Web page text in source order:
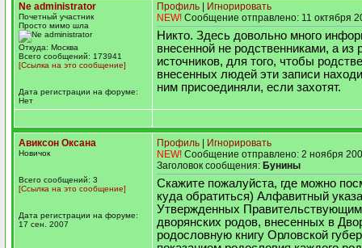
Ne administrator
Почетный участник
Просто мимо шла
Откуда: Москва
Всего сообщений: 173941
[Ссылка на это сообщение]
Дата регистрации на форуме:
Нет
Профиль
Игнорировать
NEW! Сообщение отправлено: 11 октября
Никто. Здесь довольно много
внесенной не родственниками, а из
источников, для того, чтобы
внесенных людей эти записи
ним присоединяли, если захотят.
Авиксон Оксана
Новичок
Всего сообщений: 3
[Ссылка на это сообщение]
Дата регистрации на форуме:
17 сен. 2007
Профиль
Игнорировать
NEW! Сообщение отправлено: 2 ноября
Заголовок сообщения: Бунины
Скажите пожалуйста, где можно
куда обратиться) Алфавитный
Утвержденных
дворянских родов, внесенных в
родословную книгу Орловской